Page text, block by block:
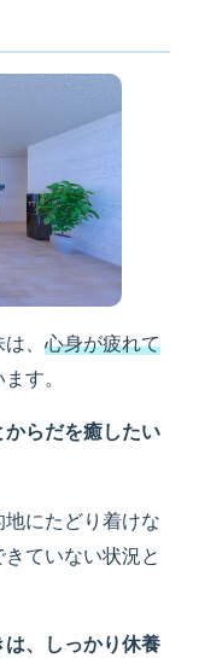
、 心身が疲れて
す。
らだを癒したい
にたどり着けな
ていない状況と
、しっかり休養